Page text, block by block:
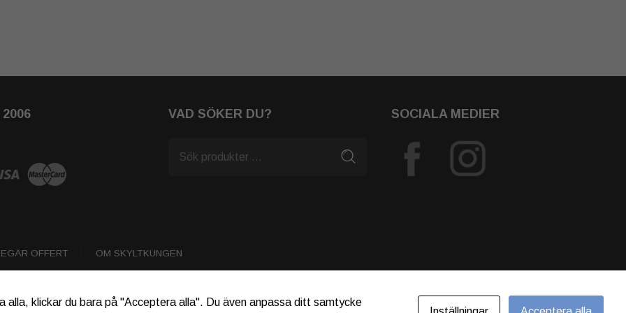
VAD SÖKER DU? SOCIALA MEDIER
OFFERT OM SKYLTKUNGEN
alla, klickar du bara på "Acceptera alla". Du även anpassa ditt samtycke